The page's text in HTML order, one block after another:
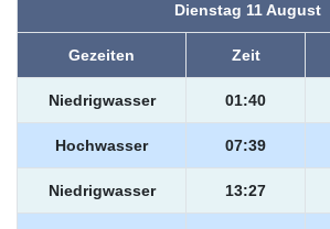
Dienstag 11 August
Gezeiten Zeit
Niedrigwasser 01:40
Hochwasser 07:39
Niedrigwasser 13:27